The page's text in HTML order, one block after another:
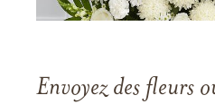
Envoyez des fleurs